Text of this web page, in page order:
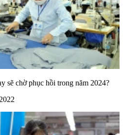
sẽ chờ phục hồi trong năm 2024?